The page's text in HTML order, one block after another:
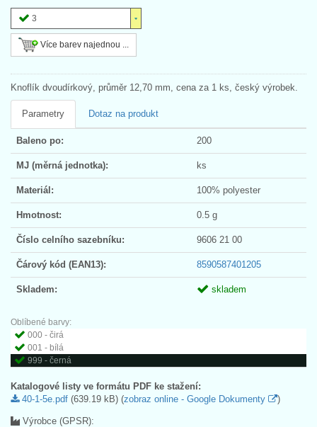
3
Více barev najednou ...
Knoflík dvoudírkový, průměr 12,70 mm, cena za 1 ks, český výrobek.
Parametry Dotaz na produkt
Baleno po: 200
MJ (měrná jednotka): ks
Materiál: 100% polyester
Hmotnost: 0.5 g
Číslo celního sazebníku: 9606 21 00
Čárový kód (EAN13): 8590587401205
Skladem: skladem
Oblíbené barvy:
000 - čirá
001 - bílá
999 - černá
Katalogové listy ve formátu PDF ke stažení:
40-1-5e.pdf (639.19 kB) (zobraz online - Google Dokumenty )
Výrobce (GPSR):